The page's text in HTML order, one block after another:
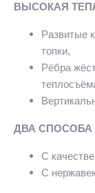
ВЫСОКАЯ
Развитые
топки,
Рёбра
ДВА СПОСОБА
С
С